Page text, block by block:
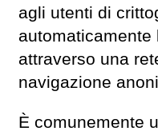
agli utenti di
automaticamente
attraverso una
navigazione
È comunemente